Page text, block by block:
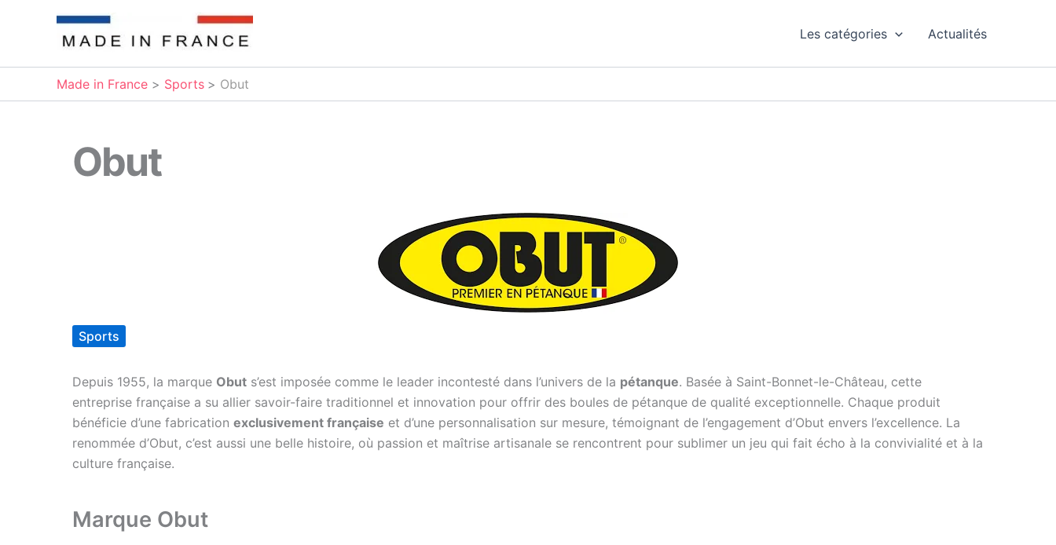
Les catégories Actualités
Made in France Sports Obut
Obut
Sports
Depuis 1955, la marque Obut s’est imposée comme le leader incontesté dans l’univers de la pétanque. Basée à Saint-Bonnet-le-Château, cette
entreprise française a su allier savoir-faire traditionnel et innovation pour offrir des boules de pétanque de qualité exceptionnelle. Chaque produit
bénéficie d’une fabrication exclusivement française et d’une personnalisation sur mesure, témoignant de l’engagement d’Obut envers l’excellence. La
renommée d’Obut, c’est aussi une belle histoire, où passion et maîtrise artisanale se rencontrent pour sublimer un jeu qui fait écho à la convivialité et à la
culture française.
Marque Obut